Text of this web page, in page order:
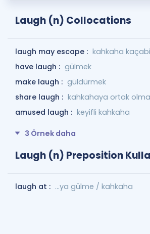
Laugh (n) Collocations
laugh may escape : kahkaha
have laugh : gülmek
make laugh : güldürmek
share laugh : kahkahaya ortak
amused laugh : keyifli kahkaha
3 Örnek daha
Laugh (n) Preposition
laugh at : …ya gülme / kahkaha